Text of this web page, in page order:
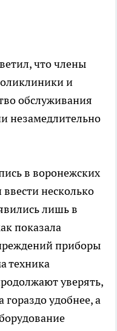
что члены
и
обслуживания
незамедлительно
в воронежских
несколько
лишь в
показала
приборы
техника
уверять,
гораздо удобнее, а